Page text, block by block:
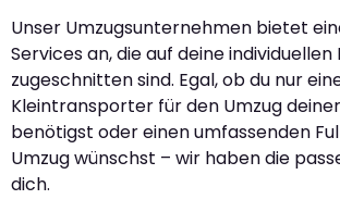
Unser Umzugsunternehmen bietet
Services an, die auf deine individuellen
zugeschnitten sind. Egal, ob du nur
Kleintransporter für den Umzug
benötigst oder einen umfassenden
Umzug wünschst – wir haben die
dich.